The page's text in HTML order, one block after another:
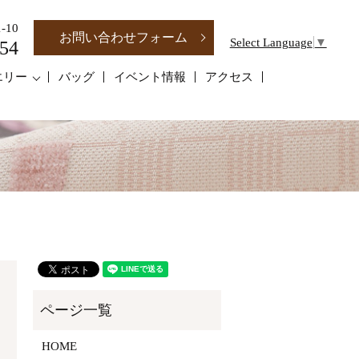
10
お問い合わせフォーム Select Language ▼
リー バッグ イベント情報 アクセス
HOME